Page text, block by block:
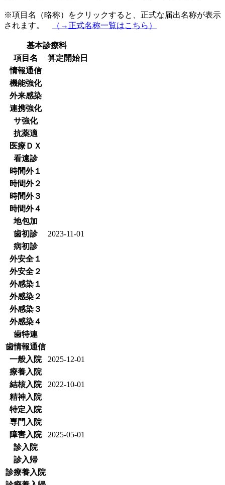
※項目名（略称）をクリックすると、正式な届出名称が表示
されます。
（→正式名称一覧はこちら）
基本診療料
項目名
算定開始日
情報通信
機能強化
外来感染
連携強化
サ強化
抗薬適
医療ＤＸ
看遠診
時間外１
時間外２
時間外３
時間外４
地包加
歯初診
2023-11-01
病初診
外安全１
外安全２
外感染１
外感染２
外感染３
外感染４
歯特連
歯情報通信
一般入院
2025-12-01
療養入院
結核入院
2022-10-01
精神入院
特定入院
専門入院
障害入院
2025-05-01
診入院
診入帰
診療養入院